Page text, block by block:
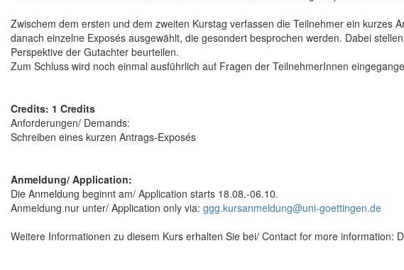
Zwischem dem ersten und dem zweiten Kurstag verfassen die Teilnehmer ein kurzes
danach einzelne Exposés ausgewählt, die gesondert besprochen werden. Dabei
Perspektive der Gutachter beurteilen.
Zum Schluss wird noch einmal ausführlich auf Fragen der TeilnehmerInnen
Credits: 1 Credits
Anforderungen/ Demands:
Schreiben eines kurzen Antrags-Exposés
Anmeldung/ Application:
Die Anmeldung beginnt am/ Application starts 18.08.-06.10.
Anmeldung nur unter/ Application only via: ggg.kursanmeldung@uni-goettingen.de
Weitere Informationen zu diesem Kurs erhalten Sie bei/ Contact for more information: